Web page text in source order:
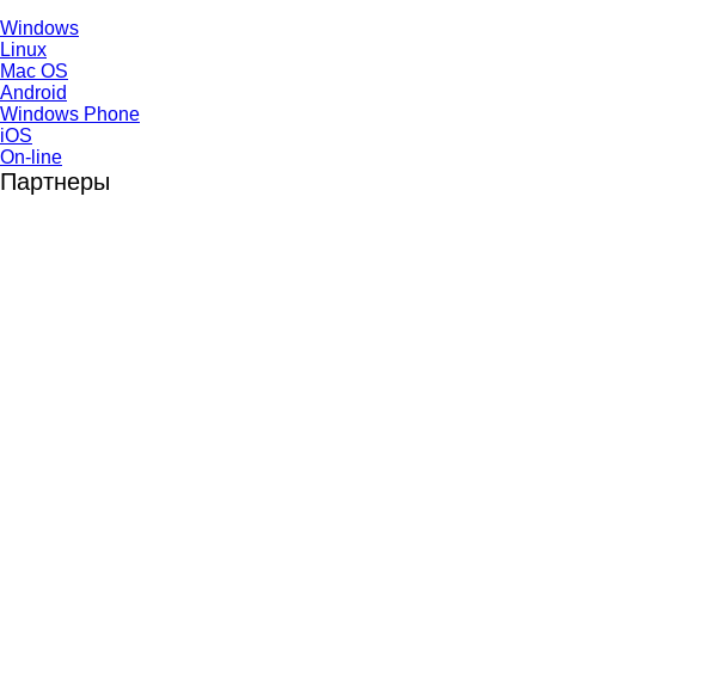
Windows
Linux
Mac OS
Android
Windows Phone
iOS
On-line
Партнеры